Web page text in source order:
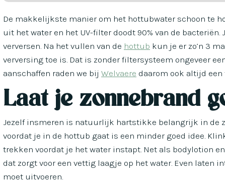
De makkelijkste manier om het hottubwater schoon te
uit het water en het UV-filter doodt 90% van de
verversen. Na het vullen van de hottub kun je er zo’n 3
verversing toe is. Dat is zonder filtersysteem ongeveer
aanschaffen raden we bij Welvaere daarom ook altijd
Laat je zonnebrand
Jezelf insmeren is natuurlijk hartstikke belangrijk in de
voordat je in de hottub gaat is een minder goed idee.
trekken voordat je het water instapt. Net als bodylotion
dat zorgt voor een vettig laagje op het water. Even laten
moet uitvoeren.